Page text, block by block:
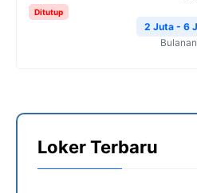
Ditutup
2 Juta - 6
Bulanan
Loker Terbaru